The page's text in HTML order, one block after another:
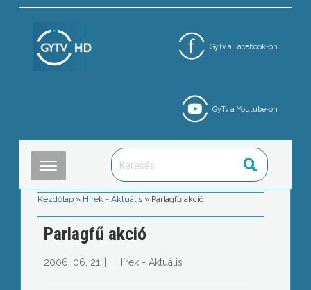
GyTv a Facebook-on
GyTv a Youtube-on
Kezdőlap » Hírek - Aktuális » Parlagfű akció
Parlagfű akció
2006. 06. 21. Hírek - Aktuális